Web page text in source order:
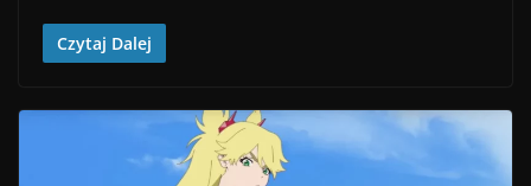
Czytaj Dalej